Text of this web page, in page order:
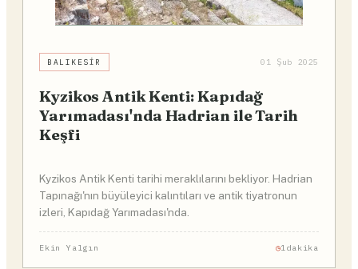
BALIKESIR 01 Şub 2025
Kyzikos Antik Kenti: Kapıdağ
Yarımadası'nda Hadrian ile Tarih
Keşfi
Kyzikos Antik Kenti tarihi meraklılarını bekliyor. Hadrian
Tapınağı'nın büyüleyici kalıntıları ve antik tiyatronun
izleri, Kapıdağ Yarımadası'nda.
Ekin Yalgın 1dakika